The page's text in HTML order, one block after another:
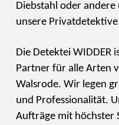
Diebstahl oder
unsere
Die Detektei
Partner für alle Arten
Walsrode. Wir legen
und Professionalität.
Aufträge mit höchster